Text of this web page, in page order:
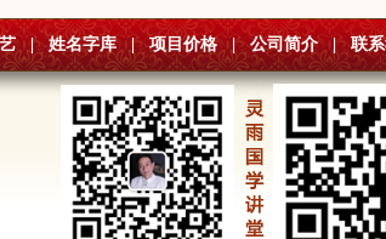
| 姓名字库 | 项目价格 公司简介 联